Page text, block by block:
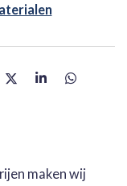
D
S
D
maken wij